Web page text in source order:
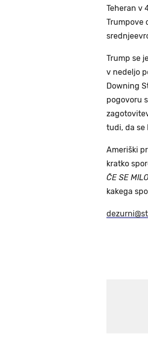
Teheran v
Trumpove
Trump se
v nedeljo
Downing
pogovoru
tudi, da se
Ameriški
kratko
ČE SE
kakega